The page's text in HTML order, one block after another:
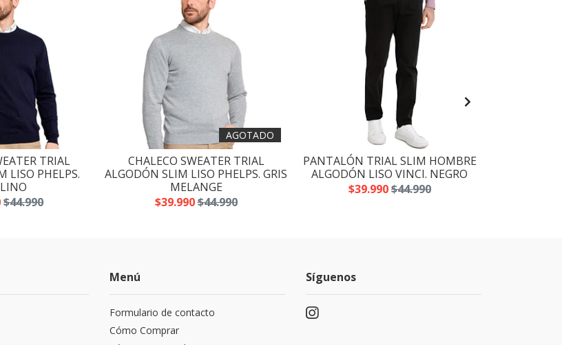
TRIAL
LISO PHELPS.
$44.990
AGOTADO
CHALECO SWEATER TRIAL
ALGODÓN SLIM LISO PHELPS. GRIS
MELANGE
$39.990$44.990
PANTALÓN TRIAL SLIM HOMBRE
ALGODÓN LISO VINCI. NEGRO
$39.990$44.990
Menú
Formulario de contacto
Cómo Comprar
Síguenos